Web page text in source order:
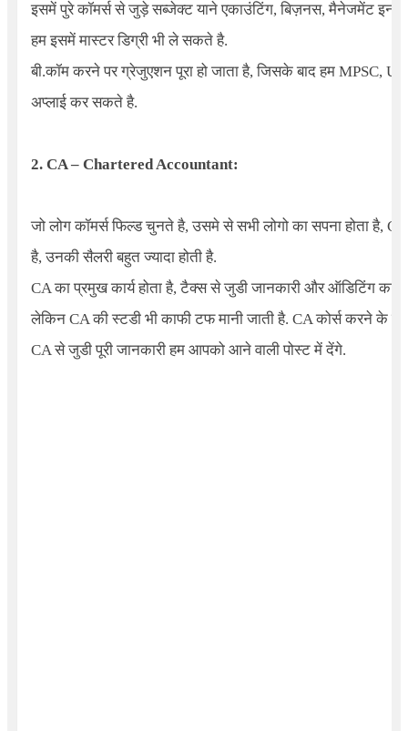
इसमें पुरे कॉमर्स से जुड़े सब्जेक्ट याने एकाउंटिंग, बिज़नस, मैनेजमेंट
हम इसमें मास्टर डिग्री भी ले सकते है.
बी.कॉम करने पर ग्रेजुएशन पूरा हो जाता है, जिसके बाद हम MPSC,
अप्लाई कर सकते है.
2. CA – Chartered Accountant:
जो लोग कॉमर्स फिल्ड चुनते है, उसमे से सभी लोगो का सपना होता है,
है, उनकी सैलरी बहुत ज्यादा होती है.
CA का प्रमुख कार्य होता है, टैक्स से जुडी जानकारी और ऑडिटिंग का.
लेकिन CA की स्टडी भी काफी टफ मानी जाती है. CA कोर्स करने के
CA से जुडी पूरी जानकारी हम आपको आने वाली पोस्ट में देंगे.